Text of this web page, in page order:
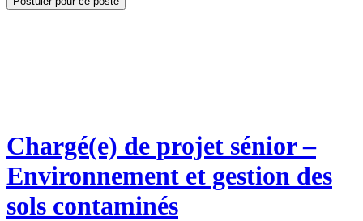
Chargé(e) de projet sénior –
Environnement et gestion des
sols contaminés